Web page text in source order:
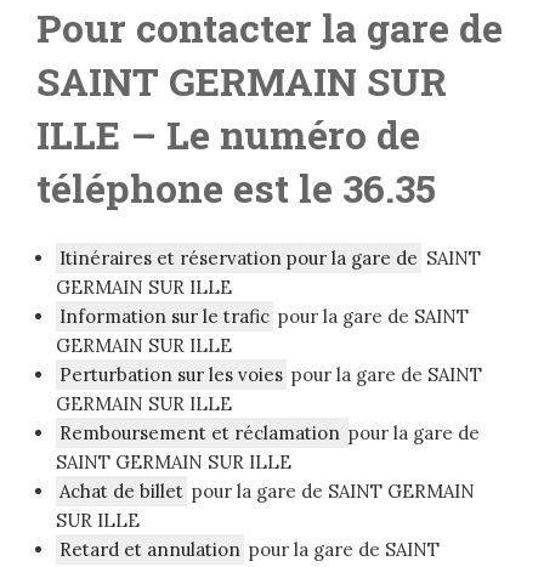
Pour contacter la gare de
SAINT GERMAIN SUR
ILLE – Le numéro de
téléphone est le 36.35
Itinéraires et réservation pour la gare de SAINT
GERMAIN SUR ILLE
Information sur le trafic pour la gare de SAINT
GERMAIN SUR ILLE
Perturbation sur les voies pour la gare de SAINT
GERMAIN SUR ILLE
Remboursement et réclamation pour la gare de
SAINT GERMAIN SUR ILLE
Achat de billet pour la gare de SAINT GERMAIN
SUR ILLE
Retard et annulation pour la gare de SAINT